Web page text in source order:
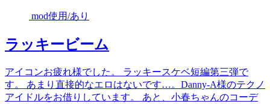
mod使用/あり
ラッキービーム
アイコンお疲れ様でした。 ラッキースケベ短編第三弾で
す。 あまり直接的なエロはないです…。Danny-A様のテクノ
アイドルをお借りしています。 あと、小春ちゃんのコーデ